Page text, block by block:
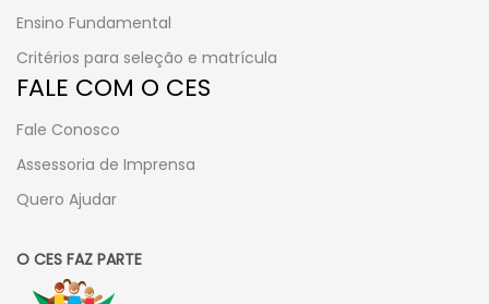
Ensino Fundamental
Critérios para seleção e matrícula
FALE COM O CES
Fale Conosco
Assessoria de Imprensa
Quero Ajudar
O CES FAZ PARTE